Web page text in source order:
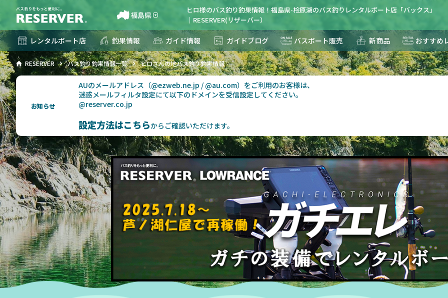
福島県
ヒロ様のバス釣り釣果情報！福島県-桧原湖のバス釣りレンタルボート店「バックス」
｜RESERVER(リザーバー）
レンタルボート店 釣果情報 ガイド情報 ガイドブログ バスボート販売 新商品 おすすめ
RESERVER バス釣り釣果情報一覧 ヒロさんの地バス釣り釣果情報
お知らせ
AUのメールアドレス（@ezweb.ne.jp / @au.com）をご利用のお客様は、
迷惑メールフィルタ設定にて以下のドメインを受信設定してください。
@reserver.co.jp
設定方法はこちらからご確認いただけます。